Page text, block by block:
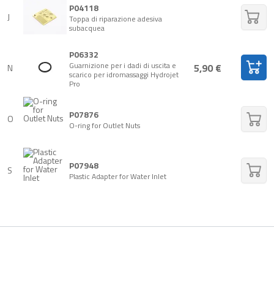
J
P04118
Toppa di riparazione adesiva
subacquea
N
P06332
Guarnizione per i dadi di uscita e
scarico per idromassaggi Hydrojet
Pro
5,90 €
O P07876
O-ring for Outlet Nuts
S P07948
Plastic Adapter for Water Inlet